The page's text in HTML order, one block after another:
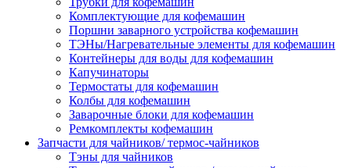
Комплектующие для кофемашин
Поршни заварного устройства кофемашин
ТЭНы/Нагревательные элементы для кофемашин
Контейнеры для воды для кофемашин
Капучинаторы
Термостаты для кофемашин
Колбы для кофемашин
Заварочные блоки для кофемашин
Ремкомплекты кофемашин
Запчасти для чайников/ термос-чайников
Тэны для чайников